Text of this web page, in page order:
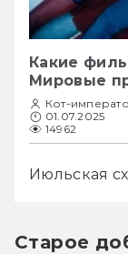
Какие
Мировые
Кот-
01.07.2025
14962
Июльская
Старое